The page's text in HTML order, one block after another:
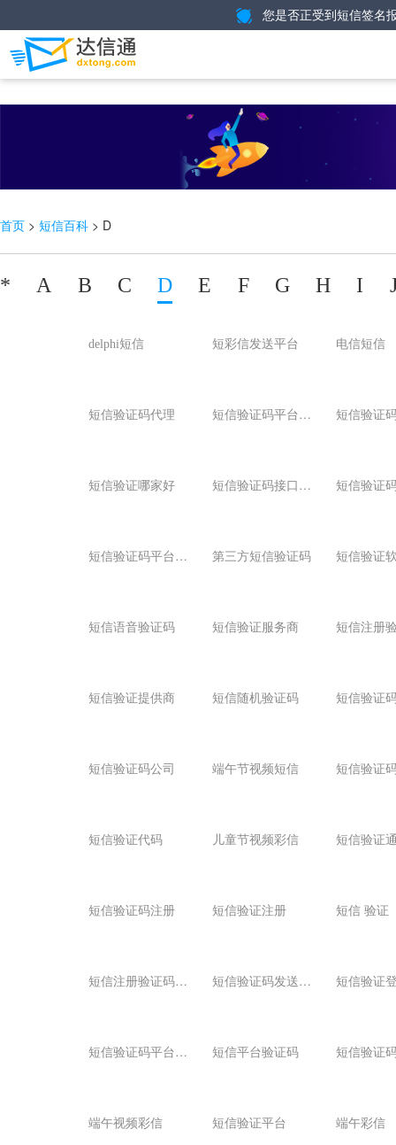
您是否正受到短信签名
首页 > 短信百科 > D
* A B C D E F G H I
delphi短信 短彩信发送平台 电信短信
短信验证码代理 短
信验证码平台比较 短信验证
短信验证哪家好 短
信验证码接口公司
短
信验证码平台接口 第三方短信验证码 短信验证
短信语音验证码 短信验证服务商 短信注册
短信验证提供商 短信随机验证码 短信验证
短信验证码公司 端午节视频短信 短信验证
短信验证代码 儿童节视频彩信 短信验证
短信验证码注册 短信验证注册 短信 验证
短
信注册验证码平台 短
信验证码发送平台 短信验证
短
信验证码平台免费 短信平台验证码 短信验证
端午视频彩信 短信验证平台 端午彩信